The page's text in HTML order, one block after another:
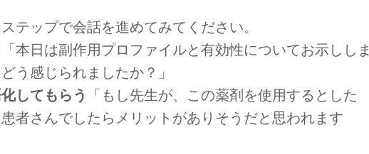
テップで会話を進めてみてください。
「本日は副作用プロファイルと有効性についてお示ししま
う感じられましたか？」
してもらう
「もし先生が、この薬剤を使用するとした
者さんでしたらメリットがありそうだと思われます